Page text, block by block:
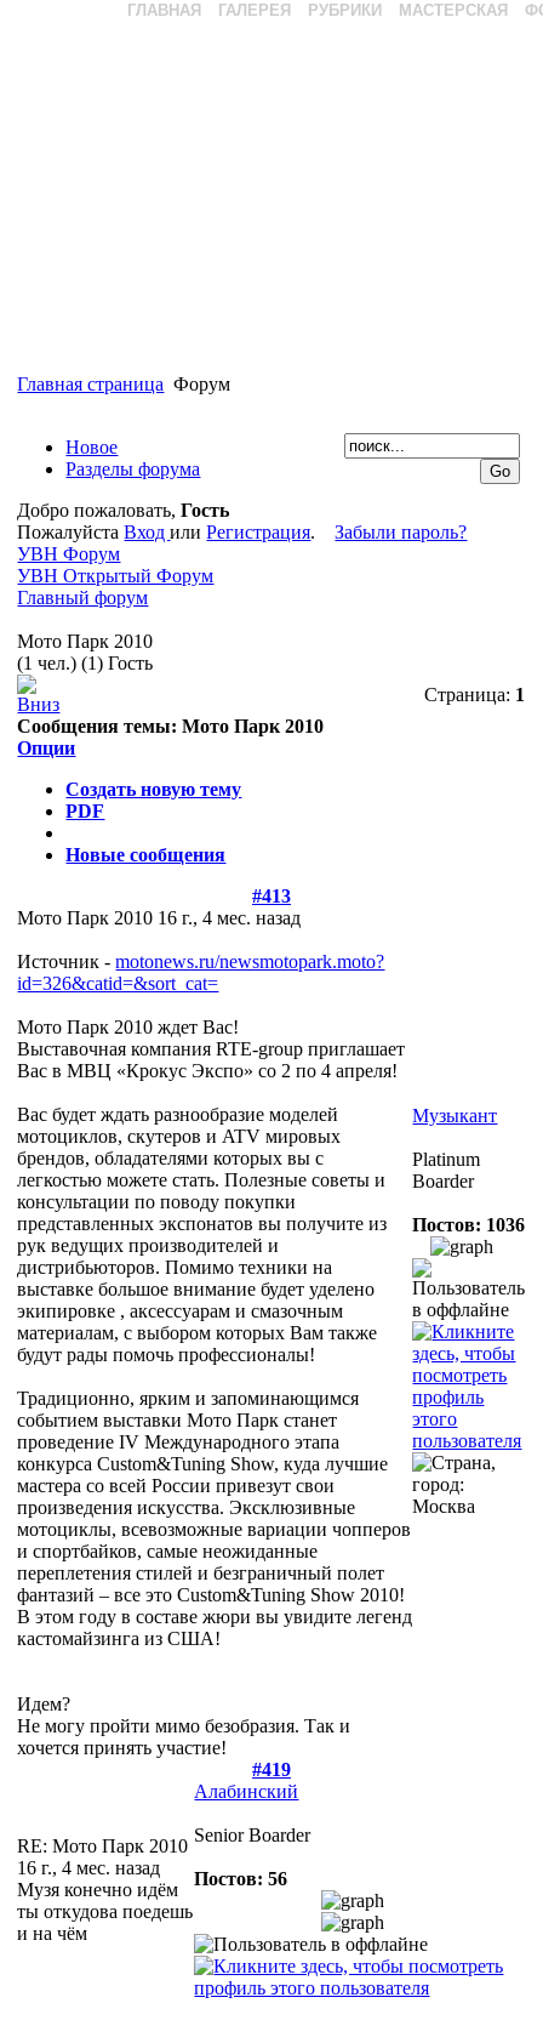
ГЛАВНАЯ ГАЛЕРЕЯ РУБРИКИ МАСТЕРСКАЯ
Главная страница Форум
Новое
Разделы форума
Добро пожаловать,Гость
ПожалуйстаВходилиРегистрация.Забыли пароль?
УВН Форум
УВН Открытый Форум
Главный форум
Мото Парк 2010
(1 чел.) (1) Гость
Страница: 1
Сообщения темы: Мото Парк 2010
Опции
Создать новую тему
PDF
Новые сообщения
#413
Мото Парк 2010 16 г., 4 мес. назад
Источник -motonews.ru/newsmotopark.moto?
id=326&catid=&sort_cat=
Мото Парк 2010 ждет Вас!
Выставочная компания RTE-group приглашает
Вас в МВЦ «Крокус Экспо» со 2 по 4 апреля!
Вас будет ждать разнообразие моделей
мотоциклов, скутеров и ATV мировых
брендов, обладателями которых вы с
легкостью можете стать. Полезные советы и
консультации по поводу покупки
представленных экспонатов вы получите из
рук ведущих производителей и
дистрибьюторов. Помимо техники на
выставке большое внимание будет уделено
экипировке , аксессуарам и смазочным
материалам, с выбором которых Вам также
будут рады помочь профессионалы!
Традиционно, ярким и запоминающимся
событием выставки Мото Парк станет
проведение IV Международного этапа
конкурса Custom&Tuning Show, куда лучшие
мастера со всей России привезут свои
произведения искусства. Эксклюзивные
мотоциклы, всевозможные вариации чопперов
и спортбайков, самые неожиданные
переплетения стилей и безграничный полет
фантазий – все это Custom&Tuning Show 2010!
В этом году в составе жюри вы увидите легенд
кастомайзинга из США!
Идем?
Музыкант
Platinum
Boarder
Постов: 1036
Не могу пройти мимо безобразия. Так и
хочется принять участие!
#419
RE: Мото Парк 2010
16 г., 4 мес. назад
Музя конечно идём
ты откудова поедешь
и на чём
Алабинский
Senior Boarder
Постов: 56